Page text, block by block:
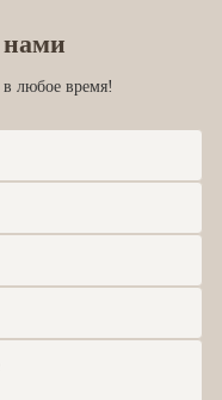
любое время!